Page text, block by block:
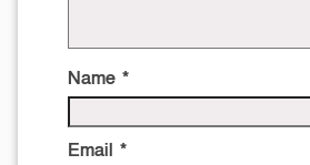
Name *
Email *